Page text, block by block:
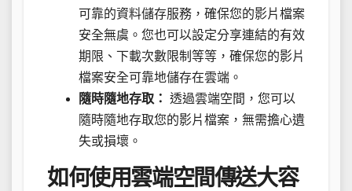
可靠的資料儲存服務，確保您的影片檔案
安全無虞。您也可以設定分享連結的有效
期限、下載次數限制等等，確保您的影片
檔案安全可靠地儲存在雲端。
隨時隨地存取： 透過雲端空間，您可以
隨時隨地存取您的影片檔案，無需擔心遺
失或損壞。
如何使用雲端空間傳送大容